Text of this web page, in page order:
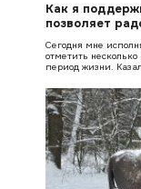
Как я
позволяет
Сегодня мне
отметить
период жизни.